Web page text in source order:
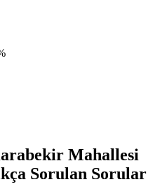
Mahallesi
Sorulan Sorular